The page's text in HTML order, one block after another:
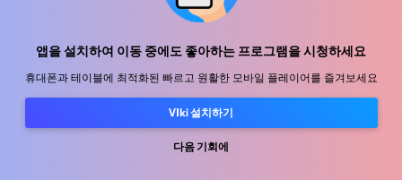
앱을 설치하여 이동 중에도 좋아하는 프로그램을 시청하세요
휴대폰과 테이블에 최적화된 빠르고 원활한 모바일 플레이어를 즐겨보세요
VIki 설치하기
다음 기회에